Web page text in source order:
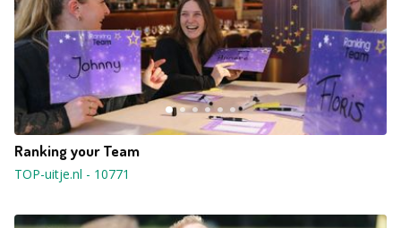
Ranking your Team
TOP-uitje.nl - 10771